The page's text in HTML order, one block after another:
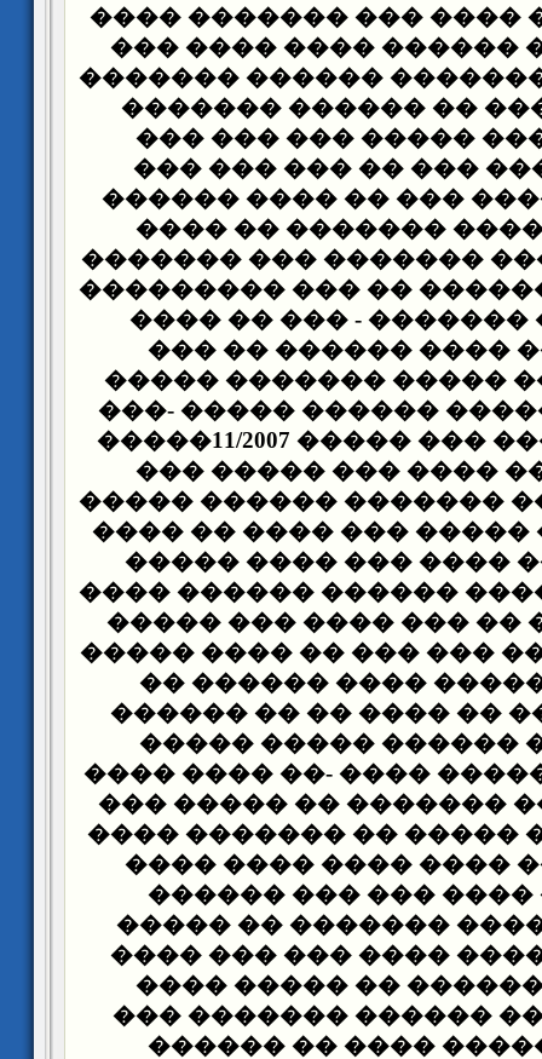
������� ���� ���� ���
���� ���� �� ������
������ �� �� �������
:�� ������ ��� ��
�������� ��� �����
����� ������ ��� ��
����� �������� ���
��� ����� ����
������� ������
����� ����� ������ ��
������� �� ������� -
����� ���� ����
�������� ��� �����
���� ����� �����
����� �� ����� ��� ����� 11/2007�����
����� ����� ����
����� ����� ��
�� �� ���� �� �����
���� ������ ���� ���
����� ����� ����
���� �� ���� �� ���
-���� ��� ����� ��� ���
�������� �����
������ ����� �� ����
������ ��� ������
������ ��� ������ ����
��� ��� ����� �������
����� ��� ��� ����� ��
����� ����� ����
���� ���� ���� ���
������ �������
���� ����� ���� ����
���� ���� ������ ��
������ -����� ������
��� ��� ������ ����